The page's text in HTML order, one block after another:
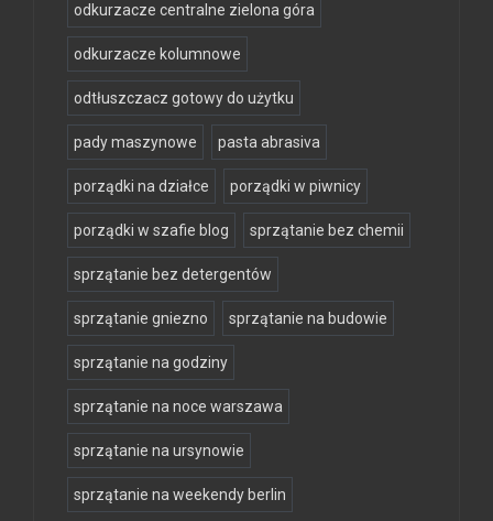
odkurzacze centralne zielona góra
odkurzacze kolumnowe
odtłuszczacz gotowy do użytku
pady maszynowe pasta abrasiva
porządki na działce porządki w piwnicy
porządki w szafie blog sprzątanie bez chemii
sprzątanie bez detergentów
sprzątanie gniezno sprzątanie na budowie
sprzątanie na godziny
sprzątanie na noce warszawa
sprzątanie na ursynowie
sprzątanie na weekendy berlin